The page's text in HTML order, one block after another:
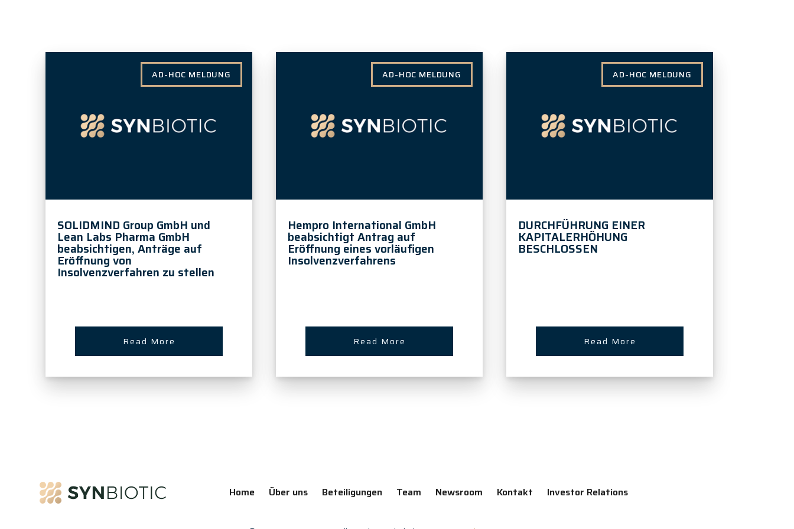
SOLIDMIND Group GmbH und
Lean Labs Pharma GmbH
beabsichtigen, Anträge auf
Eröffnung von
Insolvenzverfahren zu stellen
Read More
AD-HOC MELDUNG
Hempro International GmbH
beabsichtigt Antrag auf
Eröffnung eines vorläufigen
Insolvenzverfahrens
Read More
AD-HOC MELDUNG
DURCHFÜHRUNG EINER
KAPITALERHÖHUNG
BESCHLOSSEN
Read More
AD-HOC MELDUNG
Home Über uns Beteiligungen Team Newsroom Kontakt Investor Relations